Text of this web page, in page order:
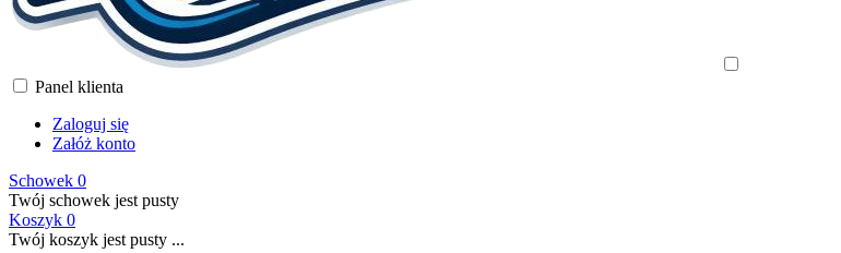
Panel klienta
Zaloguj się
Załóż konto
Schowek 0
Twój schowek jest pusty
Koszyk 0
Twój koszyk jest pusty ...